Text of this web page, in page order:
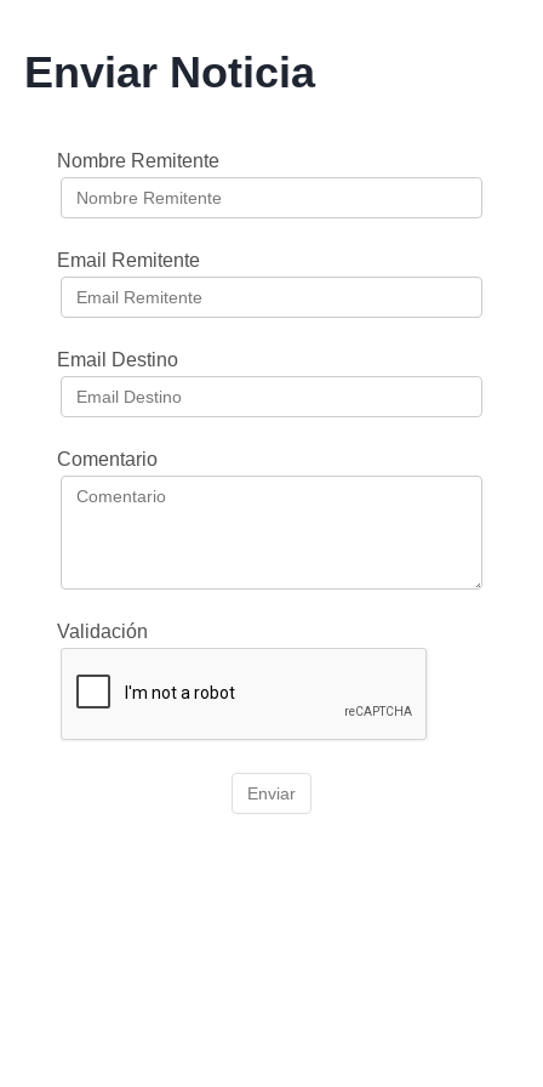
Enviar Noticia
Nombre Remitente
Email Remitente
Email Destino
Comentario
Validación